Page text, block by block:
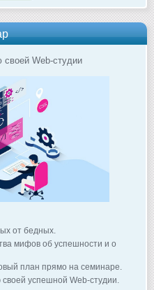
своей Web-студии
от бедных.
мифов об успешности и о
план прямо на семинаре.
успешной Web-студии.